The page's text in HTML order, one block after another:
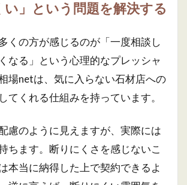
い」という問題を解決する
くの方が感じるのが「一度相談し
なる」という心理的なプレッシャ
場netは、気に入らない石材店への
てくれる仕組みを持っています。
慮のように見えますが、実際には
ちます。断りにくさを感じないこ
本当に納得した上で契約できるよ